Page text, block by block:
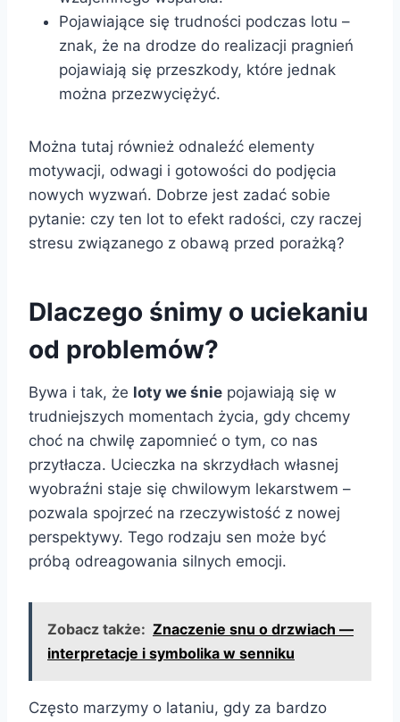
Pojawiające się trudności podczas lotu –
znak, że na drodze do realizacji pragnień
pojawiają się przeszkody, które jednak
można przezwyciężyć.
Można tutaj również odnaleźć elementy
motywacji, odwagi i gotowości do podjęcia
nowych wyzwań. Dobrze jest zadać sobie
pytanie: czy ten lot to efekt radości, czy raczej
stresu związanego z obawą przed porażką?
Dlaczego śnimy o uciekaniu
od problemów?
Bywa i tak, że loty we śnie pojawiają się w
trudniejszych momentach życia, gdy chcemy
choć na chwilę zapomnieć o tym, co nas
przytłacza. Ucieczka na skrzydłach własnej
wyobraźni staje się chwilowym lekarstwem –
pozwala spojrzeć na rzeczywistość z nowej
perspektywy. Tego rodzaju sen może być
próbą odreagowania silnych emocji.
Zobacz także: Znaczenie snu o drzwiach —
interpretacje i symbolika w senniku
Często marzymy o lataniu, gdy za bardzo